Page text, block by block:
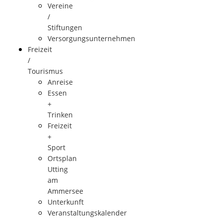
Vereine
/
Stiftungen
Versorgungsunternehmen
Freizeit
/
Tourismus
Anreise
Essen
+
Trinken
Freizeit
+
Sport
Ortsplan
Utting
am
Ammersee
Unterkunft
Veranstaltungskalender